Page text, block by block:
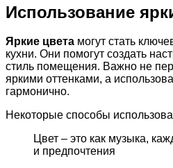
Использование
Яркие цвета могут стать
кухни. Они помогут создать
стиль помещения. Важно не
яркими оттенками, а
гармонично.
Некоторые способы
Цвет – это как музыка,
и предпочтения